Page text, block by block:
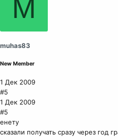
M
muhas83
New Member
1 Дек 2009
#5
1 Дек 2009
#5
енету
сказали получать сразу через год